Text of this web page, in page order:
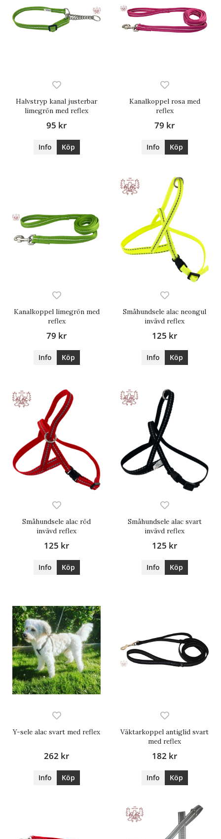
Halvstryp kanal justerbar
limegrön med reflex
95 kr
Info Köp
Kanalkoppel rosa med
reflex
79 kr
Info Köp
Kanalkoppel limegrön med
reflex
79 kr
Info Köp
Småhundsele alac neongul
invävd reflex
125 kr
Info Köp
Småhundsele alac röd
invävd reflex
125 kr
Info Köp
Småhundsele alac svart
invävd reflex
125 kr
Info Köp
Y-sele alac svart med reflex
262 kr
Info Köp
Väktarkoppel antiglid svart
med reflex
182 kr
Info Köp